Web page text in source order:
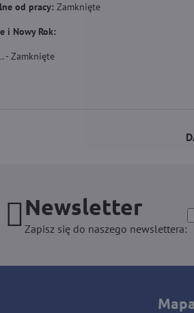
od pracy:Zamknięte
i Nowy Rok:
- Zamknięte
Newsletter
Zapisz się do naszego newslettera:
Mapa